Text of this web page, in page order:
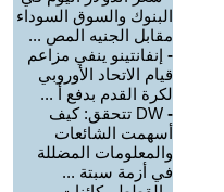
البنوك والسوق السوداء
مقابل الجنيه المص ...
- إنفانتينو ينفي مزاعم
قيام الاتحاد الأوروبي
لكرة القدم بدفع أ ...
-
DW تتحقق: كيف
أسهمت الشائعات
والمعلومات المضللة
في أزمة سبتة ...